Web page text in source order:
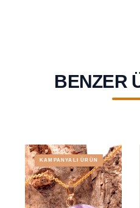
BENZER
KAMPANYALI ÜRÜN